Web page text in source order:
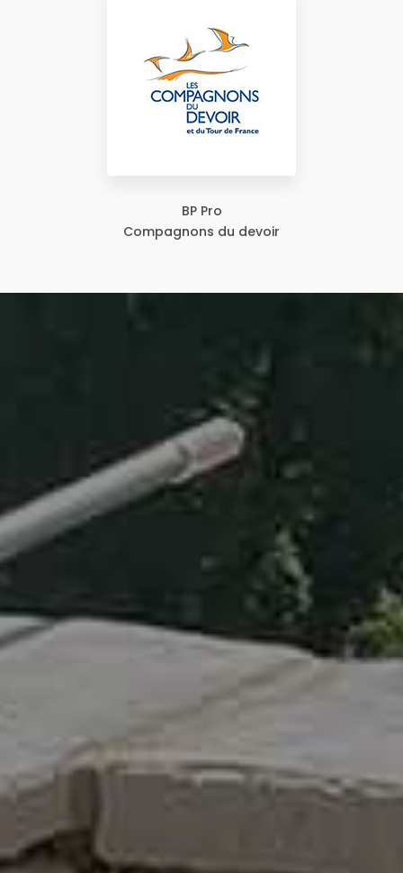
BP Pro
Compagnons du devoir